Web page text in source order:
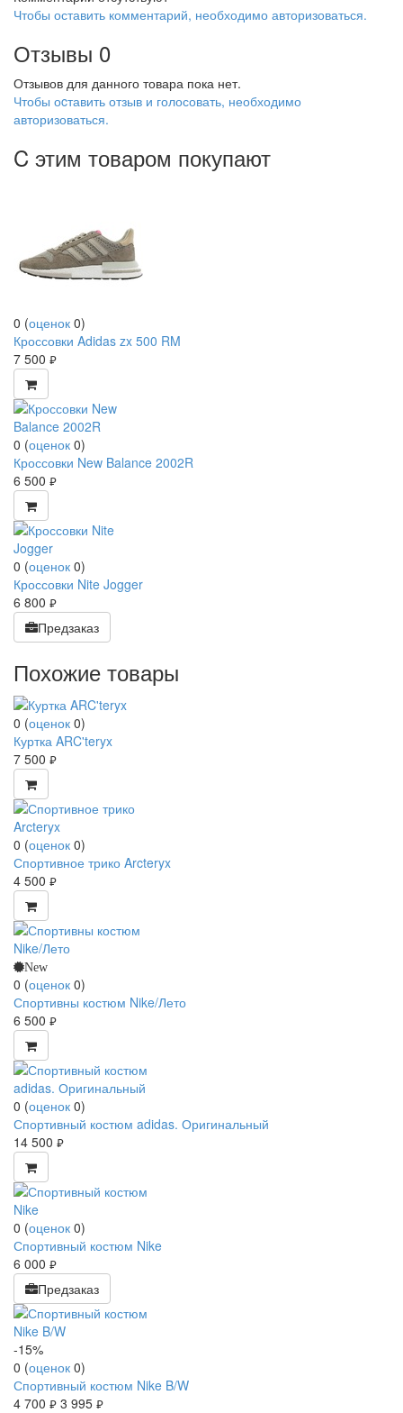
Чтобы оставить комментарий, необходимо авторизоваться.
Отзывы 0
Отзывов для данного товара пока нет.
Чтобы оcтавить отзыв и голосовать, необходимо
авторизоваться.
C этим товаром покупают
0 (оценок 0)
Кроссовки Adidas zx 500 RM
7 500 руб.
0 (оценок 0)
Кроссовки New Balance 2002R
6 500 руб.
0 (оценок 0)
Кроссовки Nite Jogger
6 800 руб.
Предзаказ
Похожие товары
0 (оценок 0)
Куртка ARC'teryx
7 500 руб.
0 (оценок 0)
Спортивное трико Arcteryx
4 500 руб.
New
0 (оценок 0)
Спортивны костюм Nike/Лето
6 500 руб.
0 (оценок 0)
Спортивный костюм adidas. Оригинальный
14 500 руб.
0 (оценок 0)
Спортивный костюм Nike
6 000 руб.
Предзаказ
-15%
0 (оценок 0)
Спортивный костюм Nike B/W
4 700 руб. 3 995 руб.